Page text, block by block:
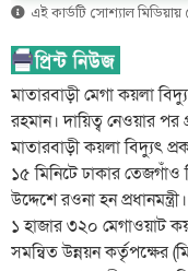
এই কার্ডটি সোশ্যাল
মাতারবাড়ী মেগা কয়লা
রহমান। দায়িত্ব নেওয়ার
মাতারবাড়ী কয়লা বিদ্যুৎ
১৫ মিনিটে ঢাকার তেজগাঁও
উদ্দেশে রওনা হন
১ হাজার ৩২০ মেগাওয়াট
সমন্বিত উন্নয়ন কর্তৃপক্ষের